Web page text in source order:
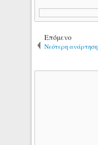
Επόμενο
Νεότερη ανάρτηση